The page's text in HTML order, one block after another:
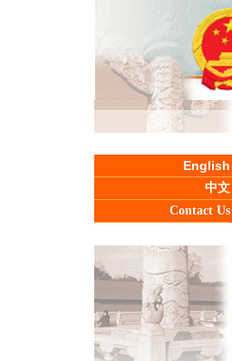
English
中文
Contact Us